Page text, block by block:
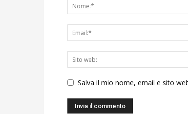
Salva il mio nome, email e sito